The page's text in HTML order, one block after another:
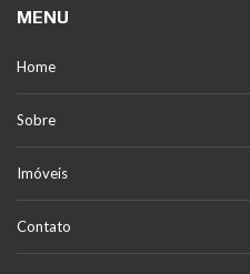
MENU
Home
Sobre
Imóveis
Contato